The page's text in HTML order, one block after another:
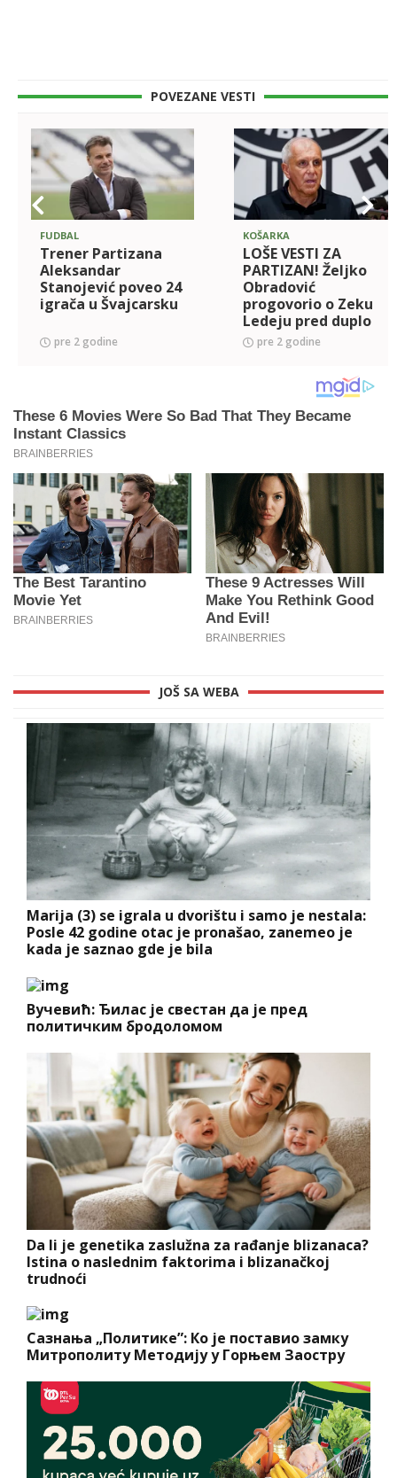
POVEZANE VESTI
FUDBAL
Trener Partizana
Aleksandar
Stanojević poveo 24
igrača u Švajcarsku
pre 2 godine
KOŠARKA
LOŠE VESTI ZA
PARTIZAN! Željko
Obradović
progovorio o Zeku
Ledeju pred duplo
kolo Evrolige
pre 2 godine
JOŠ SA WEBA
Marija (3) se igrala u dvorištu i samo je nestala:
Posle 42 godine otac je pronašao, zanemeo je
kada je saznao gde je bila
Вучевић: Ђилас је свестан да је пред
политичким бродоломом
Da li je genetika zaslužna za rađanje blizanaca?
Istina o naslednim faktorima i blizanačkoj
trudnoći
Сазнања „Политике”: Ко је поставио замку
Митрополиту Методију у Горњем Заостру